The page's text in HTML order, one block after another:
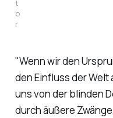
t
o
r
"Wenn wir den
den Einfluss der
uns von der blinden
durch äußere